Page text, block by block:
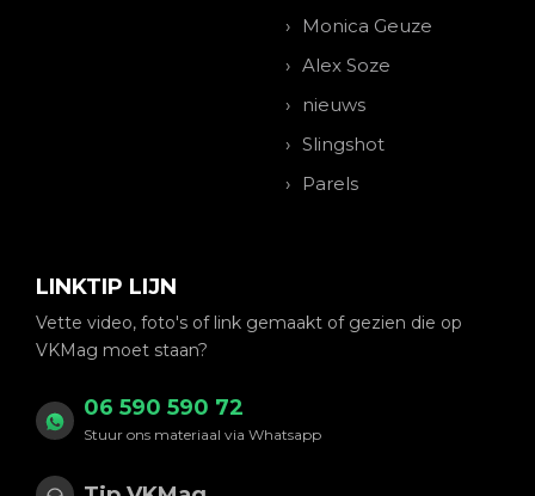
Monica Geuze
Alex Soze
nieuws
Slingshot
Parels
LINKTIP LIJN
Vette video, foto's of link gemaakt of gezien die op
VKMag moet staan?
06 590 590 72
Stuur ons materiaal via Whatsapp